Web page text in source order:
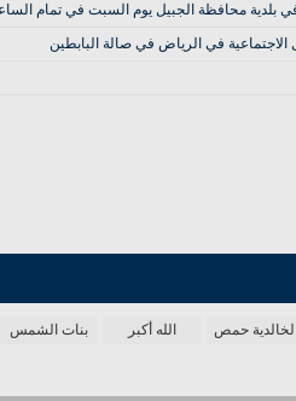
تمام الساعة ٨،٣٠ مساءً تاريخ ٣ / ١/ ١٤٣٩هـ الموافق ٢٣/ ٩/
في الرياض في صالة البابطين
الخالدية حمص الله أكبر بنات الشمس